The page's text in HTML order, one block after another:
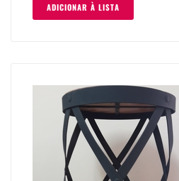
ADICIONAR À LISTA